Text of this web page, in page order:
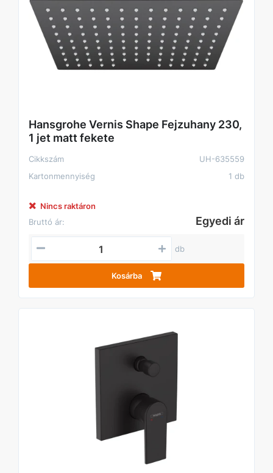
Hansgrohe Vernis Shape Fejzuhany 230,
1 jet matt fekete
Cikkszám
UH-635559
Kartonmennyiség
1 db
Nincs raktáron
Bruttó ár:
Egyedi ár
db
Kosárba